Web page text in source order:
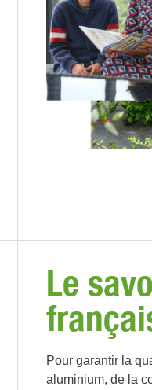
Le
Pour garantir la
aluminium, de la